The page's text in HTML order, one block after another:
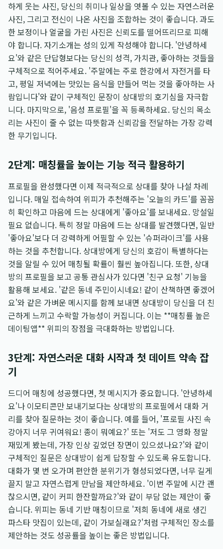
하게 웃는 사진, 당신의 취미나 일상을 엿볼 수 있는 자연스러운
사진, 그리고 전신이 나온 사진을 조합하는 것이 좋습니다. 과도
한 보정이나 얼굴을 가린 사진은 신뢰도를 떨어뜨리므로 피해
야 합니다. 자기소개는 성의 있게 작성해야 합니다. '안녕하세
요'와 같은 단답형보다는 당신의 성격, 가치관, 좋아하는 것들을
구체적으로 적어주세요. '주말에는 주로 한강에서 자전거를 타
고, 평일 저녁에는 맛있는 음식을 만들어 먹는 것을 좋아하는 사
람입니다'와 같이 구체적인 문장이 상대방의 호기심을 자극합
니다. 마지막으로, '음성 프로필'을 꼭 등록하세요. 당신의 목소
리는 사진이 줄 수 없는 따뜻함과 신뢰감을 전달하는 가장 강력
한 무기입니다.
2단계: 매칭률을 높이는 기능 적극 활용하기
프로필을 완성했다면 이제 적극적으로 상대를 찾아 나설 차례
입니다. 매일 접속하여 위피가 추천해주는 '오늘의 카드'를 꼼꼼
히 확인하고 마음에 드는 상대에게 '좋아요'를 보내세요. 망설일
필요 없습니다. 특히 정말 마음에 드는 상대를 발견했다면, 일반
'좋아요'보다 더 강력하게 어필할 수 있는 '슈퍼라이크'를 사용
하는 것을 추천합니다. 상대방에게 당신의 호감이 특별하다는
것을 알릴 수 있어 매칭될 확률이 훨씬 높아집니다. 또한, 상대
방의 프로필을 보고 공통 관심사가 있다면 '친구 요청' 기능을
활용해 보세요. '같은 동네 주민이시네요! 같이 산책하면 좋겠어
요'와 같은 가벼운 메시지를 함께 보내면 상대방이 당신을 더 친
근하게 느끼고 수락할 가능성이 커집니다. 이는 **매칭률 높은
데이팅앱** 위피의 장점을 극대화하는 방법입니다.
3단계: 자연스러운 대화 시작과 첫 데이트 약속 잡
기
드디어 매칭에 성공했다면, 첫 메시지가 중요합니다. '안녕하세
요'나 이모티콘만 보내기보다는 상대방의 프로필에서 대화 거
리를 찾아 질문하는 것이 좋습니다. 예를 들어, '프로필 사진 속
강아지 너무 귀여워요! 종이 뭐예요?' 또는 '저도 그 영화 정말
재밌게 봤는데, 가장 인상 깊었던 장면이 있으셨나요?'와 같이
구체적인 질문은 상대방이 쉽게 답장할 수 있도록 유도합니다.
대화가 몇 번 오가며 편안한 분위기가 형성되었다면, 너무 길게
끌지 말고 자연스럽게 만남을 제안하세요. '이번 주말에 시간 괜
찮으시면, 같이 커피 한잔할까요?'와 같이 부담 없는 제안이 좋
습니다. 위피는 동네 기반 매칭이므로 '저희 동네에 새로 생긴
파스타 맛집이 있는데, 같이 가보실래요?'처럼 구체적인 장소를
제안하는 것도 성공률을 높이는 좋은 방법입니다.